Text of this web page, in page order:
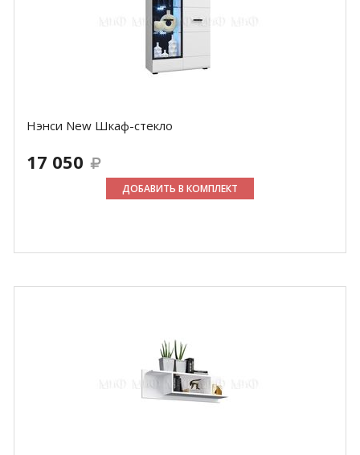
Нэнси New Шкаф-стекло
17 050
ДОБАВИТЬ В КОМПЛЕКТ